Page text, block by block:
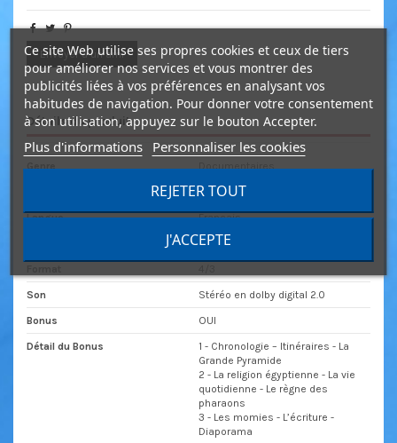
Envoyer à un ami
Détails du produit
Genre Documentaires
2h30
Langue Français
Aucun
Son Stéréo en dolby digital 2.0
Bonus OUI
Détail du Bonus
1 - Chronologie – Itinéraires - La
Grande Pyramide
2 - La religion égyptienne - La vie
quotidienne - Le règne des
pharaons
3 - Les momies - L’écriture -
Diaporama
Ce site Web utilise ses propres cookies et ceux de tiers
pour améliorer nos services et vous montrer des
publicités liées à vos préférences en analysant vos
habitudes de navigation. Pour donner votre consentement
à son utilisation, appuyez sur le bouton Accepter.
Plus d'informations Personnaliser les cookies
REJETER TOUT
J'ACCEPTE